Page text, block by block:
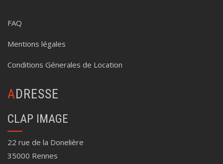
FAQ
Mentions légales
Conditions Génerales de Location
ADRESSE
CLAP IMAGE
22 rue de la Donelière
35000 Rennes